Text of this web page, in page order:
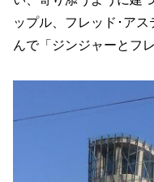
ップル、フレッド･ア
んで「ジンジャーとフ